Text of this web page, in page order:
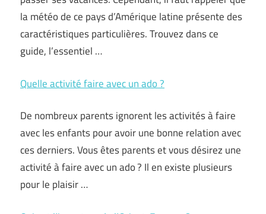
la météo de ce pays d’Amérique latine présente des
caractéristiques particulières. Trouvez dans ce
guide, l’essentiel …
Quelle activité faire avec un ado ?
De nombreux parents ignorent les activités à faire
avec les enfants pour avoir une bonne relation avec
ces derniers. Vous êtes parents et vous désirez une
activité à faire avec un ado ? Il en existe plusieurs
pour le plaisir …